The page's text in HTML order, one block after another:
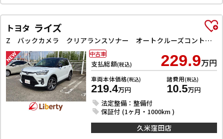
トヨタ ライズ
Z バックカメラ クリアランスソナー オートクルーズコントロール レーンアシスト 衝突被害軽減システム TV LEDヘッドランプ アルミホイール スマートキー アイドリングストップ 電動格納ミラー
支払総額(税込) 229.9万円
車両本体価格(税込)
219.4万円
諸費用(税込)
10.5万円
法定整備：整備付
保証付 (1ヶ月・1000km )
中古車
久米窪田店